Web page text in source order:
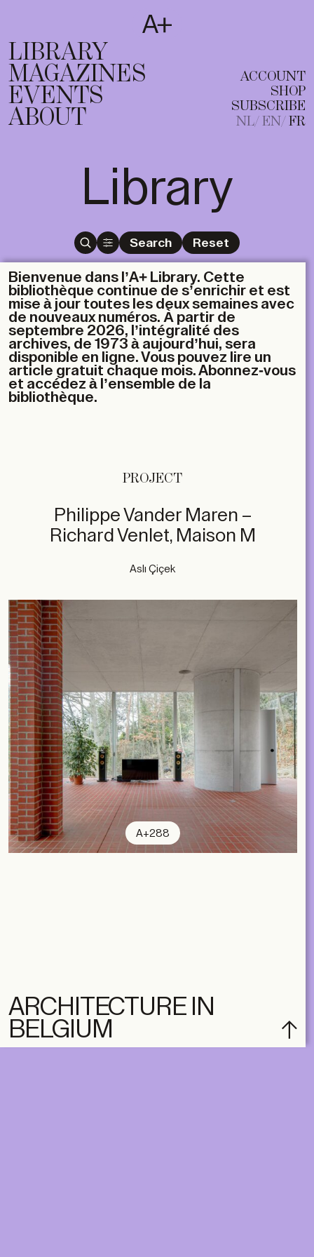
T
EN FR
LIBRARY
MAGAZINES
EVENTS
ABOUT
ACCOUNT
SHOP
SUBSCRIBE
NL EN FR
Library
Search Reset
Bienvenue dans l’A+ Library. Cette
bibliothèque continue de s’enrichir et est
mise à jour toutes les deux semaines avec
de nouveaux numéros. À partir de
septembre 2026, l’intégralité des
archives, de 1973 à aujourd’hui, sera
disponible en ligne. Vous pouvez lire un
article gratuit chaque mois. Abonnez-vous
et accédez à l’ensemble de la
bibliothèque.
PROJECT
Philippe Vander Maren –
Richard Venlet, Maison M
Aslı Çiçek
A+288
ARCHITECTURE IN
BELGIUM